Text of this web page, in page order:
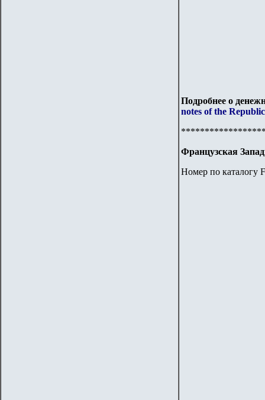
Подробнее о
notes of the
Французская
Номер по каталогу